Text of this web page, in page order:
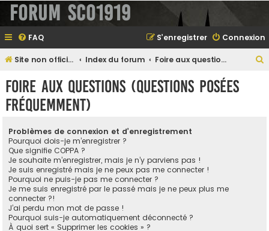
Forum SCO1919
FAQ Connexion
S’enregistrer
Site non officiel sur le SCO d'Angers Index du forum Foire aux questions (Questions posées fréquemment)
Foire aux questions (Questions posées
fréquemment)
Problèmes de connexion et d’enregistrement
Pourquoi dois-je m’enregistrer ?
Que signifie COPPA ?
Je souhaite m’enregistrer, mais je n’y parviens pas !
Je suis enregistré mais je ne peux pas me connecter !
Pourquoi ne puis-je pas me connecter ?
Je me suis enregistré par le passé mais je ne peux plus me
connecter ?!
J’ai perdu mon mot de passe !
Pourquoi suis-je automatiquement déconnecté ?
À quoi sert « Supprimer les cookies » ?